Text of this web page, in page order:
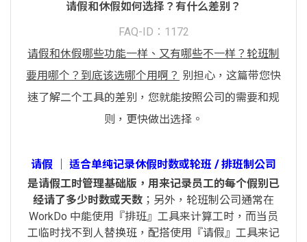
请假和休假如何选择？有什么差别？
FAQ-ID：1172
请假和休假哪些功能一样、又有哪些不一样？轮班制
要用哪个？到底该选哪个用啊？ 别担心，这篇带您快
速了解二个工具的差别，您就能按照公司的需要和规
则，更快做出选择。
请假 │ 适合单纯记录休假时数或轮班 / 排班制公司
是请假工时管理基础版，用来记录员工的每个假别已
经请了多少时数或天数 ；另外，轮班制公司通常在
WorkDo 中能使用『排班』工具来计算工时，而当员
工临时找不到人替换班，配搭使用『请假』工具来记